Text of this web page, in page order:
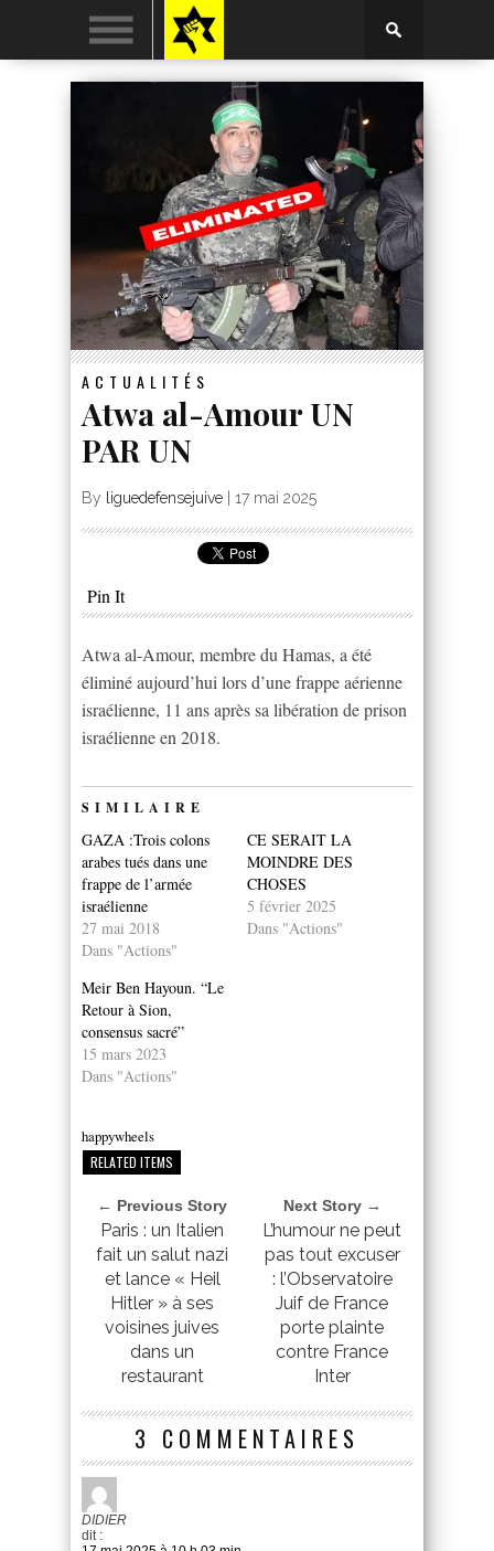
ACTUALITÉS
Atwa al-Amour UN
PAR UN
By liguedefensejuive 17 mai 2025
Pin It
Atwa al-Amour, membre du Hamas, a été
éliminé aujourd’hui lors d’une frappe aérienne
israélienne, 11 ans après sa libération de prison
israélienne en 2018.
SIMILAIRE
GAZA :Trois colons
arabes tués dans une
frappe de l’armée
israélienne
27 mai 2018
Dans "Actions"
CE SERAIT LA
MOINDRE DES
CHOSES
5 février 2025
Dans "Actions"
Meir Ben Hayoun. “Le
Retour à Sion,
consensus sacré”
15 mars 2023
Dans "Actions"
happywheels
RELATED ITEMS
← Previous Story
Paris : un Italien
fait un salut nazi
et lance « Heil
Hitler » à ses
voisines juives
dans un
restaurant
Next Story →
L’humour ne peut
pas tout excuser
: l’Observatoire
Juif de France
porte plainte
contre France
Inter
3 COMMENTAIRES
DIDIER
dit :